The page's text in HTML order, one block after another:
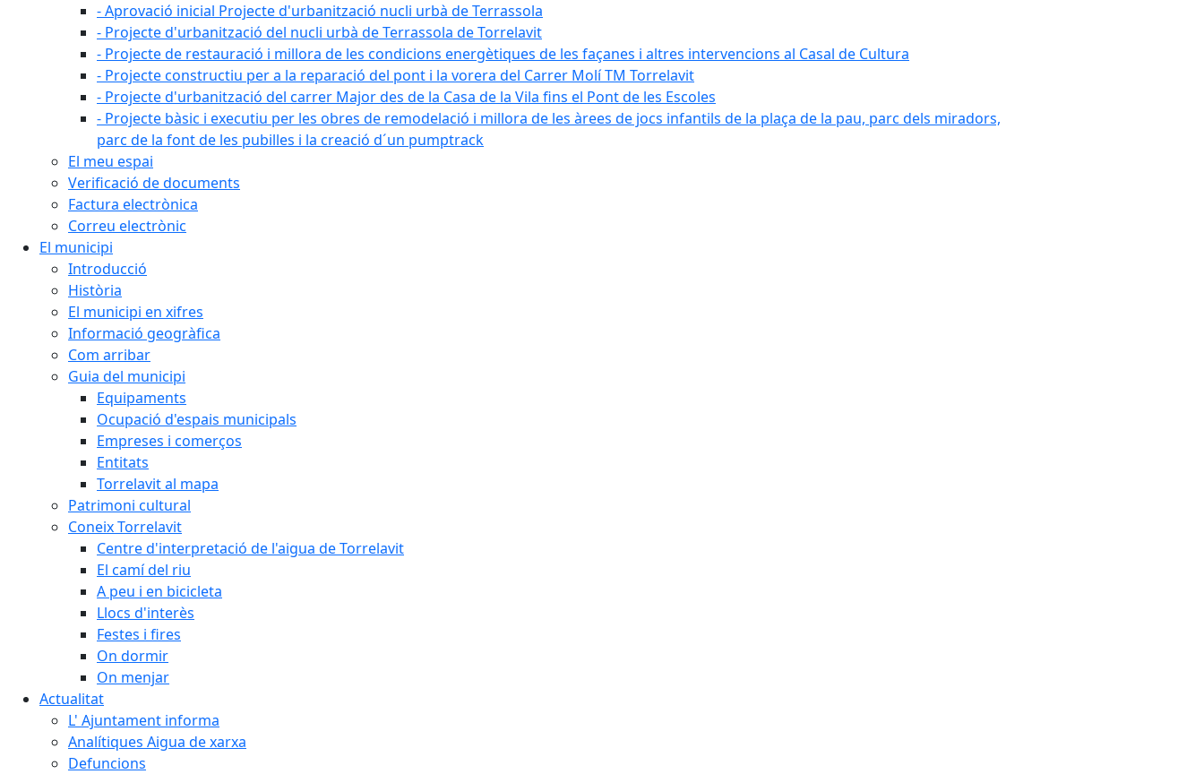
- Aprovació inicial Projecte d'urbanització nucli urbà de Terrassola
- Projecte d'urbanització del nucli urbà de Terrassola de Torrelavit
- Projecte de restauració i millora de les condicions energètiques de les façanes i altres intervencions al Casal de Cultura
- Projecte constructiu per a la reparació del pont i la vorera del Carrer Molí TM Torrelavit
- Projecte d'urbanització del carrer Major des de la Casa de la Vila fins el Pont de les Escoles
- Projecte bàsic i executiu per les obres de remodelació i millora de les àrees de jocs infantils de la plaça de la pau, parc dels miradors,
parc de la font de les pubilles i la creació d´un pumptrack
El meu espai
Verificació de documents
Factura electrònica
Correu electrònic
El municipi
Introducció
Història
El municipi en xifres
Informació geogràfica
Com arribar
Guia del municipi
Equipaments
Ocupació d'espais municipals
Empreses i comerços
Entitats
Torrelavit al mapa
Patrimoni cultural
Coneix Torrelavit
Centre d'interpretació de l'aigua de Torrelavit
El camí del riu
A peu i en bicicleta
Llocs d'interès
Festes i fires
On dormir
On menjar
Actualitat
L' Ajuntament informa
Analítiques Aigua de xarxa
Defuncions